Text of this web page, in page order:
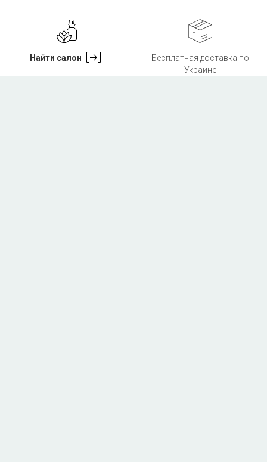
Найти салон
Бесплатная доставка по
Украине